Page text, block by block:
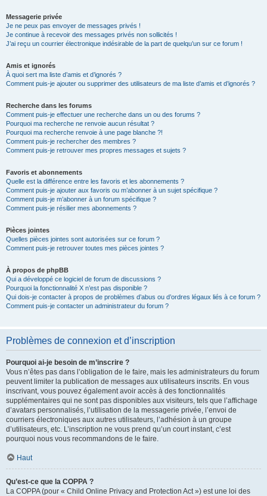
Messagerie privée
Je ne peux pas envoyer de messages privés !
Je continue à recevoir des messages privés non sollicités !
J’ai reçu un courrier électronique indésirable de la part de quelqu’un sur ce forum !
Amis et ignorés
À quoi sert ma liste d’amis et d’ignorés ?
Comment puis-je ajouter ou supprimer des utilisateurs de ma liste d’amis et d’ignorés ?
Recherche dans les forums
Comment puis-je effectuer une recherche dans un ou des forums ?
Pourquoi ma recherche ne renvoie aucun résultat ?
Pourquoi ma recherche renvoie à une page blanche ?!
Comment puis-je rechercher des membres ?
Comment puis-je retrouver mes propres messages et sujets ?
Favoris et abonnements
Quelle est la différence entre les favoris et les abonnements ?
Comment puis-je ajouter aux favoris ou m’abonner à un sujet spécifique ?
Comment puis-je m’abonner à un forum spécifique ?
Comment puis-je résilier mes abonnements ?
Pièces jointes
Quelles pièces jointes sont autorisées sur ce forum ?
Comment puis-je retrouver toutes mes pièces jointes ?
À propos de phpBB
Qui a développé ce logiciel de forum de discussions ?
Pourquoi la fonctionnalité X n’est pas disponible ?
Qui dois-je contacter à propos de problèmes d’abus ou d’ordres légaux liés à ce forum ?
Comment puis-je contacter un administrateur du forum ?
Problèmes de connexion et d’inscription
Pourquoi ai-je besoin de m’inscrire ?
Vous n’êtes pas dans l’obligation de le faire, mais les administrateurs du forum
peuvent limiter la publication de messages aux utilisateurs inscrits. En vous
inscrivant, vous pouvez également avoir accès à des fonctionnalités
supplémentaires qui ne sont pas disponibles aux visiteurs, tels que l’affichage
d’avatars personnalisés, l’utilisation de la messagerie privée, l’envoi de
courriers électroniques aux autres utilisateurs, l’adhésion à un groupe
d’utilisateurs, etc. L’inscription ne vous prend qu’un court instant, c’est
pourquoi nous vous recommandons de le faire.
Haut
Qu’est-ce que la COPPA ?
La COPPA (pour « Child Online Privacy and Protection Act ») est une loi des